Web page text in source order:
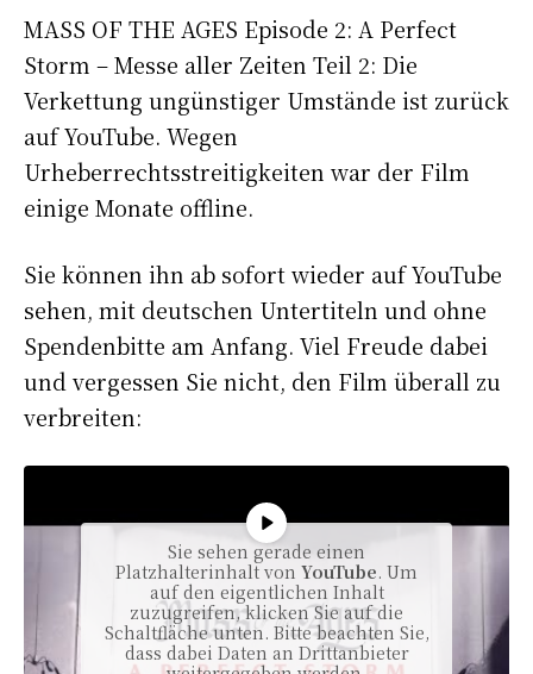
MASS OF THE AGES Episode 2: A Perfect
Storm – Messe aller Zeiten Teil 2: Die
Verkettung ungünstiger Umstände ist zurück
auf YouTube. Wegen
Urheberrechtsstreitigkeiten war der Film
einige Monate offline.
Sie können ihn ab sofort wieder auf YouTube
sehen, mit deutschen Untertiteln und ohne
Spendenbitte am Anfang. Viel Freude dabei
und vergessen Sie nicht, den Film überall zu
verbreiten:
Sie sehen gerade einen
Platzhalterinhalt von YouTube. Um
auf den eigentlichen Inhalt
zuzugreifen, klicken Sie auf die
Schaltfläche unten. Bitte beachten Sie,
dass dabei Daten an Drittanbieter